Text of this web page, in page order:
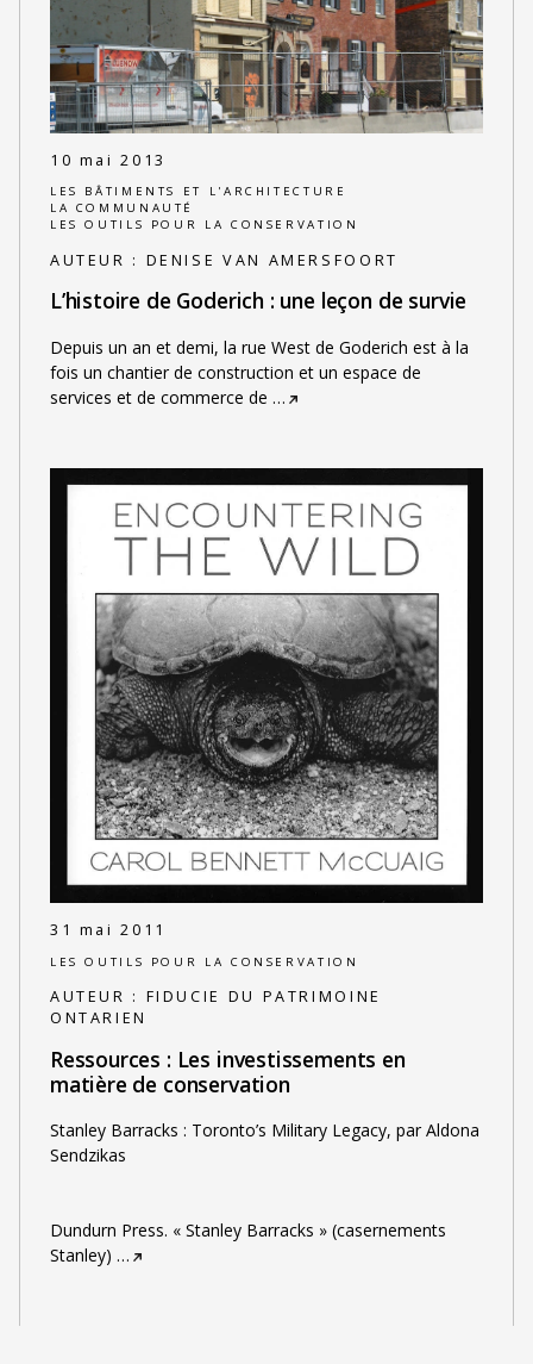
10 mai 2013
LES BÂTIMENTS ET L'ARCHITECTURE
LA COMMUNAUTÉ
LES OUTILS POUR LA CONSERVATION
AUTEUR : DENISE VAN AMERSFOORT
L’histoire de Goderich : une leçon de survie
Depuis un an et demi, la rue West de Goderich est à la
fois un chantier de construction et un espace de
services et de commerce de …
31 mai 2011
LES OUTILS POUR LA CONSERVATION
AUTEUR : FIDUCIE DU PATRIMOINE
ONTARIEN
Ressources : Les investissements en
matière de conservation
Stanley Barracks : Toronto’s Military Legacy, par Aldona
Sendzikas
Dundurn Press. « Stanley Barracks » (casernements
Stanley) …